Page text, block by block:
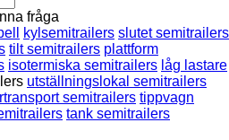
fråga
kylsemitrailers slutet semitrailers
tilt semitrailers plattform
isotermiska semitrailers låg lastare
utställningslokal semitrailers
semitrailers tippvagn
tank semitrailers